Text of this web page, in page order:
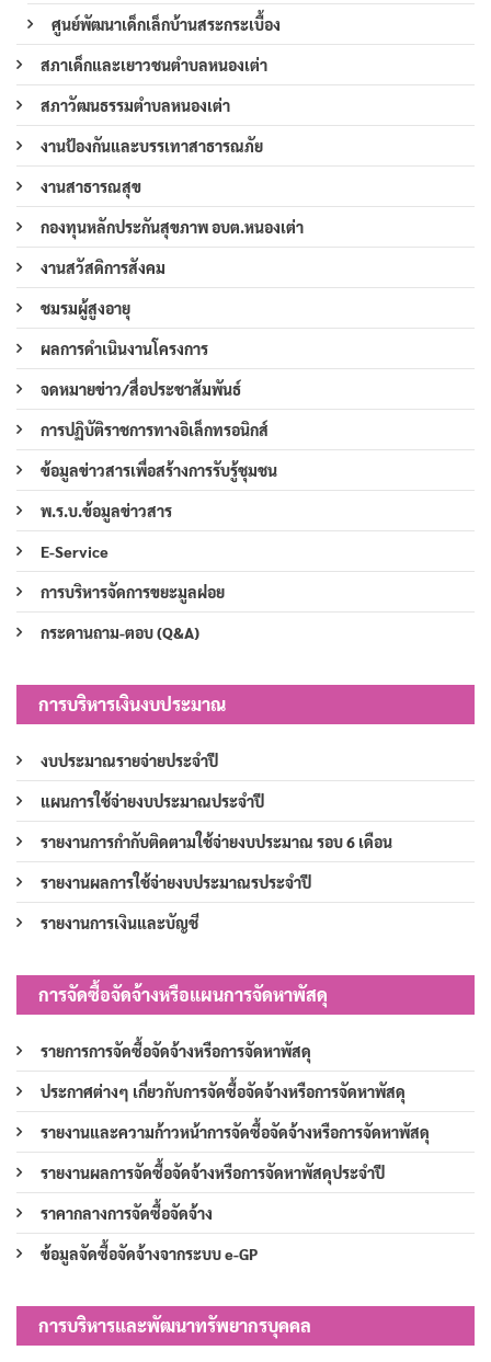
ศูนย์พัฒนาเด็กเล็กบ้านสระกระเบื้อง
สภาเด็กและเยาวชนตำบลหนองเต่า
สภาวัฒนธรรมตำบลหนองเต่า
งานป้องกันและบรรเทาสาธารณภัย
งานสาธารณสุข
กองทุนหลักประกันสุขภาพ อบต.หนองเต่า
งานสวัสดิการสังคม
ชมรมผู้สูงอายุ
ผลการดำเนินงานโครงการ
จดหมายข่าว/สื่อประชาสัมพันธ์
การปฏิบัติราชการทางอิเล็กทรอนิกส์
ข้อมูลข่าวสารเพื่อสร้างการรับรู้ชุมชน
พ.ร.บ.ข้อมูลข่าวสาร
E-Service
การบริหารจัดการขยะมูลฝอย
กระดานถาม-ตอบ (Q&A)
การบริหารเงินงบประมาณ
งบประมาณรายจ่ายประจำปี
แผนการใช้จ่ายงบประมาณประจำปี
รายงานการกำกับติดตามใช้จ่ายงบประมาณ รอบ 6 เดือน
รายงานผลการใช้จ่ายงบประมาณรประจำปี
รายงานการเงินและบัญชี
การจัดซื้อจัดจ้างหรือแผนการจัดหาพัสดุ
รายการการจัดซื้อจัดจ้างหรือการจัดหาพัสดุ
ประกาศต่างๆ เกี่ยวกับการจัดซื้อจัดจ้างหรือการจัดหาพัสดุ
รายงานและความก้าวหน้าการจัดซื้อจัดจ้างหรือการจัดหาพัสดุ
รายงานผลการจัดซื้อจัดจ้างหรือการจัดหาพัสดุประจำปี
ราคากลางการจัดซื้อจัดจ้าง
ข้อมูลจัดซื้อจัดจ้างจากระบบ e-GP
การบริหารและพัฒนาทรัพยากรบุคคล